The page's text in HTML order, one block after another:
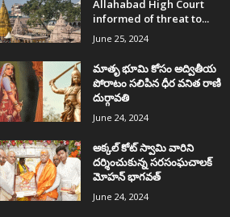
Allahabad High Court
informed of threat to...
June 25, 2024
మాతృ భూమి కోసం అద్వితీయ
పోరాటం సలిపిన ధీర వనిత రాణి
దుర్గావతి
June 24, 2024
అక్కల్‌ కోట్‌ స్వామి వారిని
దర్శించుకున్న సరసంఘచాలక్
మోహన్ భాగవత్
June 24, 2024